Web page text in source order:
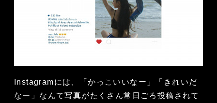
Instagramには、「かっこいいなー」「きれいだ
なー」なんて写真がたくさん常日ごろ投稿されて